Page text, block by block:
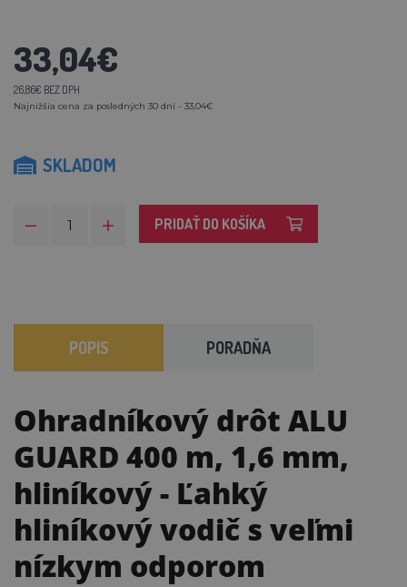
33,04€
26,86€ BEZ DPH
Najnižšia cena za posledných 30 dní - 33,04€
SKLADOM
PRIDAŤ DO KOŠÍKA
POPIS PORADŇA
Ohradníkový drôt ALU
GUARD 400 m, 1,6 mm,
hliníkový- Ľahký
hliníkový vodič s veľmi
nízkym odporom